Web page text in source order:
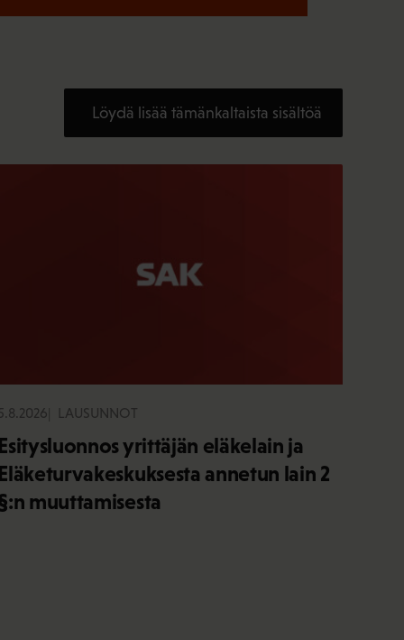
Löydä lisää tämänkaltaista sisältöä
LAUSUNNOT
yrittäjän eläkelain ja
annetun lain 2
muuttamisesta